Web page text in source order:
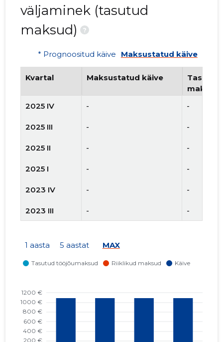
väljaminek (tasutud
maksud)
?
* Prognoositud käive Maksustatud käive
Kvartal Maksustatud käive
maksud
2025 IV
- -
2025 III - -
2025 II - -
2025 I - -
2023 IV - -
2023 III - -
2022 III
2022 II
2022 I
1 aasta 5 aastat MAX